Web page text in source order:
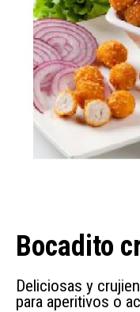
Bocadito
Deliciosas y
para aperitivos o